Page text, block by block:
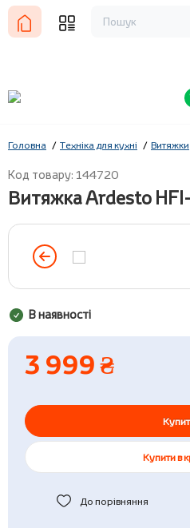
Головна Техніка для кухні Витяжки
Код товару: 144720
Витяжка Ardesto
В наявності
3 999 ₴
Купити в
До порівняння